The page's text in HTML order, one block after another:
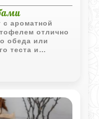
ароматной
отлично
обеда или
теста и
особенно